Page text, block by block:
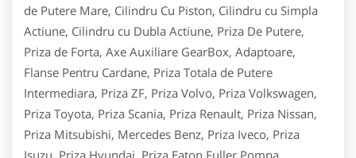
de Putere Mare, Cilindru Cu Piston, Cilindru cu Simpla
Actiune, Cilindru cu Dubla Actiune, Priza De Putere,
Priza de Forta, Axe Auxiliare GearBox, Adaptoare,
Flanse Pentru Cardane, Priza Totala de Putere
Intermediara, Priza ZF, Priza Volvo, Priza Volkswagen,
Priza Toyota, Priza Scania, Priza Renault, Priza Nissan,
Priza Mitsubishi, Mercedes Benz, Priza Iveco, Priza
Isuzu, Priza Hyundai, Priza Eaton Fuller,Pompa